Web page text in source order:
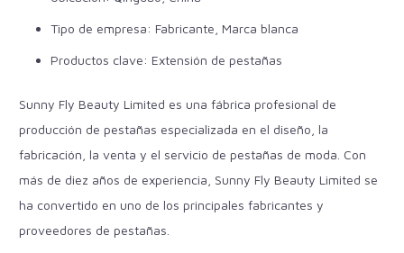
Tipo de empresa: Fabricante, Marca blanca
Productos clave: Extensión de pestañas
Sunny Fly Beauty Limited es una fábrica profesional de
producción de pestañas especializada en el diseño, la
fabricación, la venta y el servicio de pestañas de moda. Con
más de diez años de experiencia, Sunny Fly Beauty Limited se
ha convertido en uno de los principales fabricantes y
proveedores de pestañas.